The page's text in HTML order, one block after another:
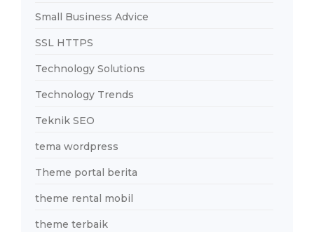
Small Business Advice
SSL HTTPS
Technology Solutions
Technology Trends
Teknik SEO
tema wordpress
Theme portal berita
theme rental mobil
theme terbaik